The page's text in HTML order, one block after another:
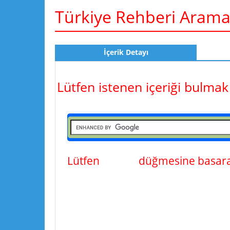
Türkiye Rehberi Arama
İçerik Detayı
Lütfen istenen içeriği bulmak
Lütfen düğmesine